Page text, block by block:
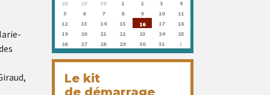
28 29 30 1 2 3
4
5
6 7 8 9 10
11
12
13 14 15 16 17
18
19
20 21 22 23 24
25
26
27 28 29 30 31 1
Le kit
de démarrage